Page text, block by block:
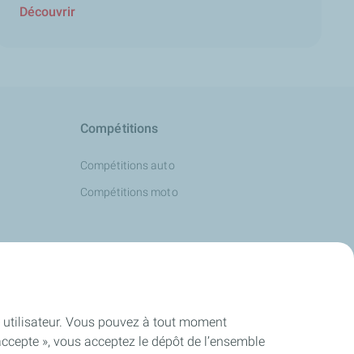
Découvrir
Compétitions
Compétitions auto
Compétitions moto
utilisateur. Vous pouvez à tout moment
», vous acceptez le dépôt de l’ensemble